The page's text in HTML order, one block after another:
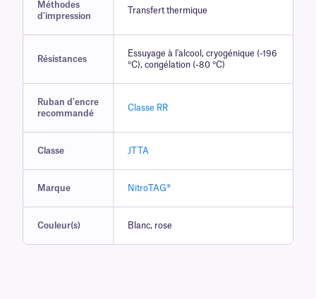
Méthodes
d'impression
Transfert thermique
Résistances
Essuyage à l'alcool, cryogénique (-196
°C), congélation (-80 °C)
Ruban d'encre
recommandé
Classe RR
Classe JTTA
Marque NitroTAG®
Couleur(s) Blanc, rose